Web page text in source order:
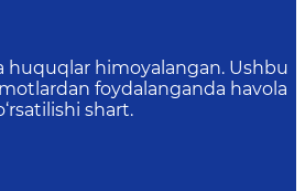
huquqlar himoyalangan. Ushbu
foydalanganda havola
shart.